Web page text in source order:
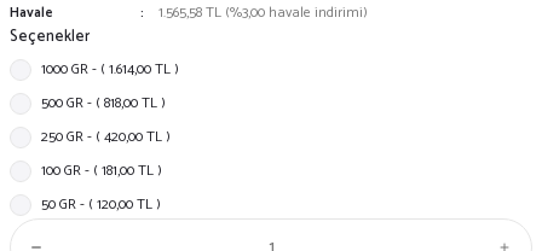
Havale
1.565,58 TL (%3,00 havale indirimi)
Seçenekler
1000 GR - ( 1.614,00 TL )
500 GR - ( 818,00 TL )
250 GR - ( 420,00 TL )
100 GR - ( 181,00 TL )
50 GR - ( 120,00 TL )